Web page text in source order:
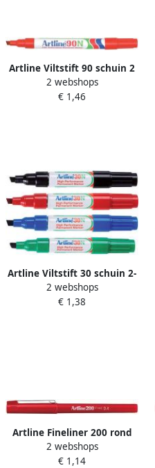
Artline Viltstift 90 schuin 2
5mm rood
2 webshops
€ 1,46
Artline Viltstift 30 schuin 2-
5mm rood
2 webshops
€ 1,38
Artline Fineliner 200 rond
0.4mm rood
2 webshops
€ 1,14